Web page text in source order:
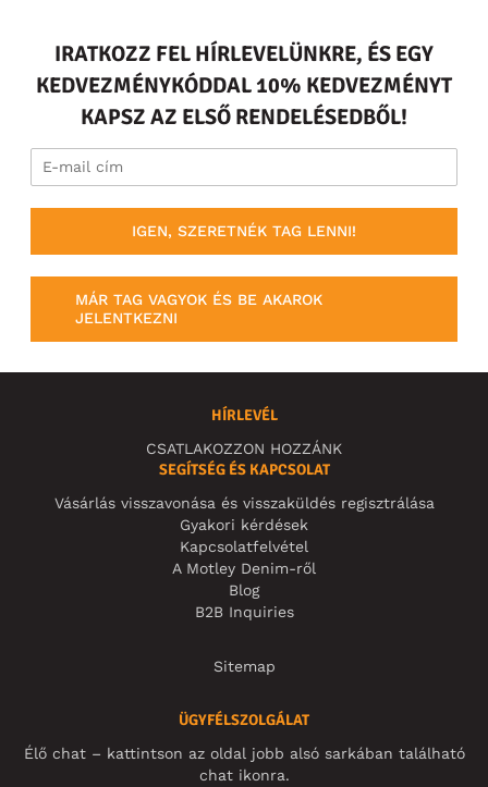
IRATKOZZ FEL HÍRLEVELÜNKRE, ÉS EGY
KEDVEZMÉNYKÓDDAL 10% KEDVEZMÉNYT
KAPSZ AZ ELSŐ RENDELÉSEDBŐL!
IGEN, SZERETNÉK TAG LENNI!
MÁR TAG VAGYOK ÉS BE AKAROK
JELENTKEZNI
HÍRLEVÉL
CSATLAKOZZON HOZZÁNK
SEGÍTSÉG ÉS KAPCSOLAT
Vásárlás visszavonása és visszaküldés regisztrálása
Gyakori kérdések
Kapcsolatfelvétel
A Motley Denim-ről
Blog
B2B Inquiries
Sitemap
ÜGYFÉLSZOLGÁLAT
Élő chat – kattintson az oldal jobb alsó sarkában található
chat ikonra.